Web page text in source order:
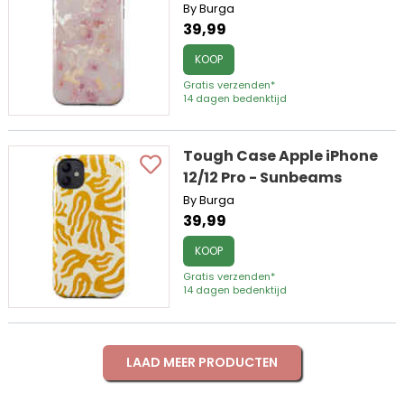
By Burga
39,99
KOOP
Gratis verzenden*
14 dagen bedenktijd
Tough Case Apple iPhone
12/12 Pro - Sunbeams
By Burga
39,99
KOOP
Gratis verzenden*
14 dagen bedenktijd
LAAD MEER PRODUCTEN